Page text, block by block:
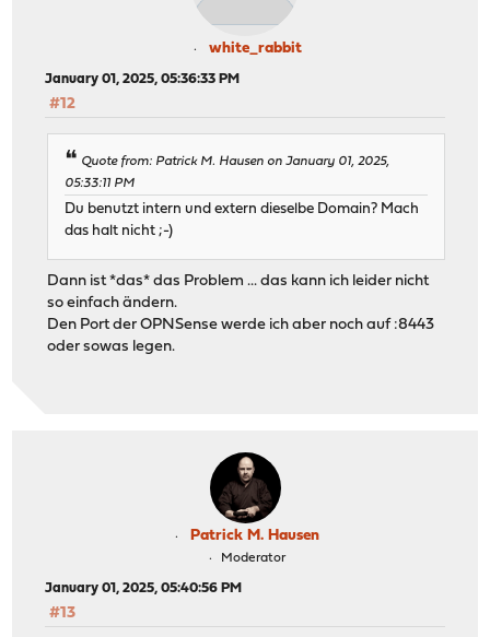
white_rabbit
January 01, 2025, 05:36:33 PM
#12
Quote from: Patrick M. Hausen on January 01, 2025,
05:33:11 PM
Du benutzt intern und extern dieselbe Domain? Mach
das halt nicht ;-)
Dann ist *das* das Problem ... das kann ich leider nicht
so einfach ändern.
Den Port der OPNSense werde ich aber noch auf :8443
oder sowas legen.
Patrick M. Hausen
Moderator
January 01, 2025, 05:40:56 PM
#13